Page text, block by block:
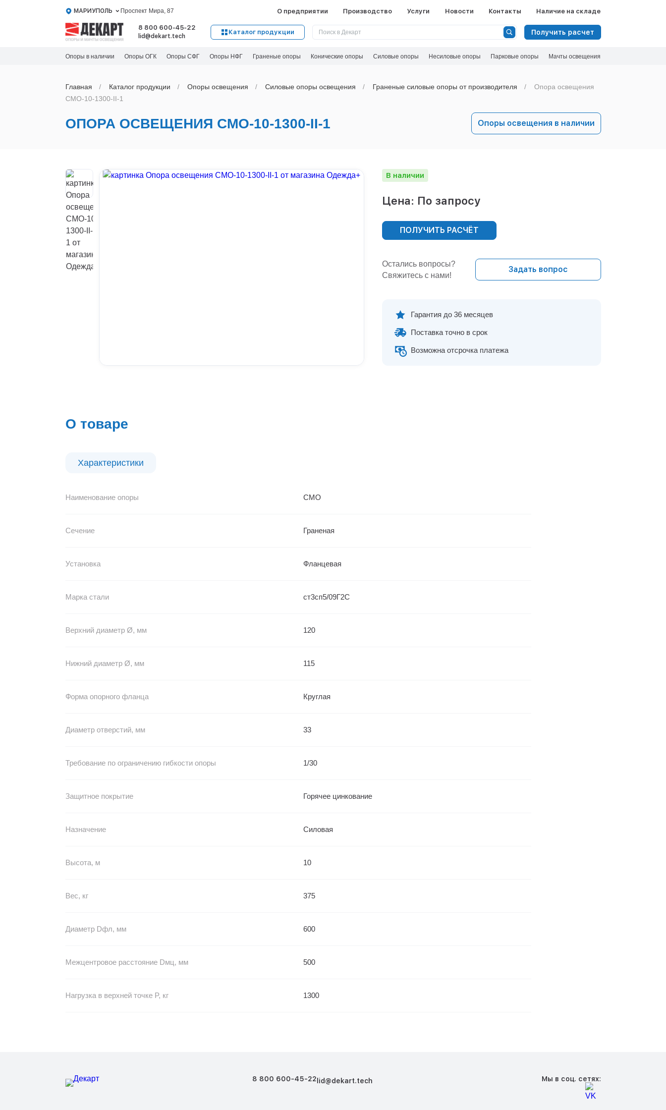
МАРИУПОЛЬ Проспект Мира, 87 О предприятии Производство Услуги Новости Контакты Наличие на складе
8 800 600-45-22
lid@dekart.tech
Каталог продукции Получить расчет
Опоры в наличии Опоры ОГК Опоры СФГ Опоры НФГ Граненые опоры Конические опоры Силовые опоры Несиловые опоры Парковые опоры Мачты освещения
Главная Каталог продукции Oпоры oсвeщения Силовые опоры освещения Граненые силовые опоры от производителя
Опора освещения
СМО-10-1300-II-1
ОПОРА ОСВЕЩЕНИЯ СМО-10-1300-II-1 Опоры освещения в наличии
В наличии
Цена: По запросу
ПОЛУЧИТЬ РАСЧЁТ
Остались вопросы?
Свяжитесь с нами!
Задать вопрос
Гарантия до 36 месяцев
Поставка точно в срок
Возможна отсрочка платежа
О товаре
Характеристики
Наименование опоры СМО
Сечение Граненая
Установка Фланцевая
Марка стали ст3сп5/09Г2С
Верхний диаметр Ø, мм 120
Нижний диаметр Ø, мм 115
Форма опорного фланца Круглая
Диаметр отверстий, мм 33
Требование по ограничению гибкости опоры 1/30
Защитное покрытие Горячее цинкование
Назначение Силовая
Высота, м 10
Вес, кг 375
Диаметр Dфл, мм 600
Межцентровое расстояние Dмц, мм 500
Нагрузка в верхней точке P, кг 1300
8 800 600-45-22 lid@dekart.tech Мы в соц. сетях: